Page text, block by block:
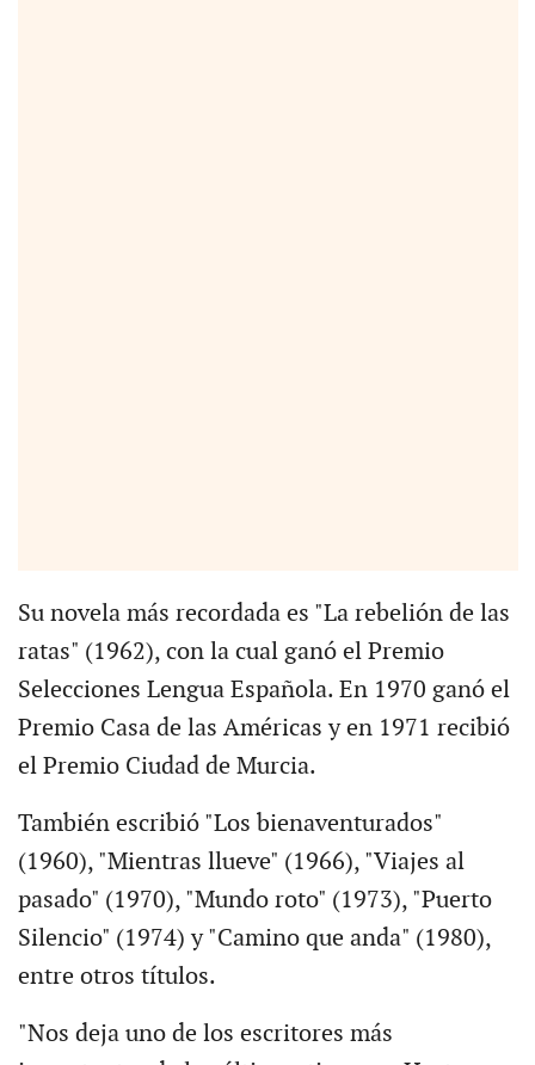
Su novela más recordada es "La rebelión de las
ratas" (1962), con la cual ganó el Premio
Selecciones Lengua Española. En 1970 ganó el
Premio Casa de las Américas y en 1971 recibió
el Premio Ciudad de Murcia.
También escribió "Los bienaventurados"
(1960), "Mientras llueve" (1966), "Viajes al
pasado" (1970), "Mundo roto" (1973), "Puerto
Silencio" (1974) y "Camino que anda" (1980),
entre otros títulos.
"Nos deja uno de los escritores más